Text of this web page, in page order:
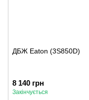
ДБЖ Eaton (3S850D)
8 140 грн
Закінчується